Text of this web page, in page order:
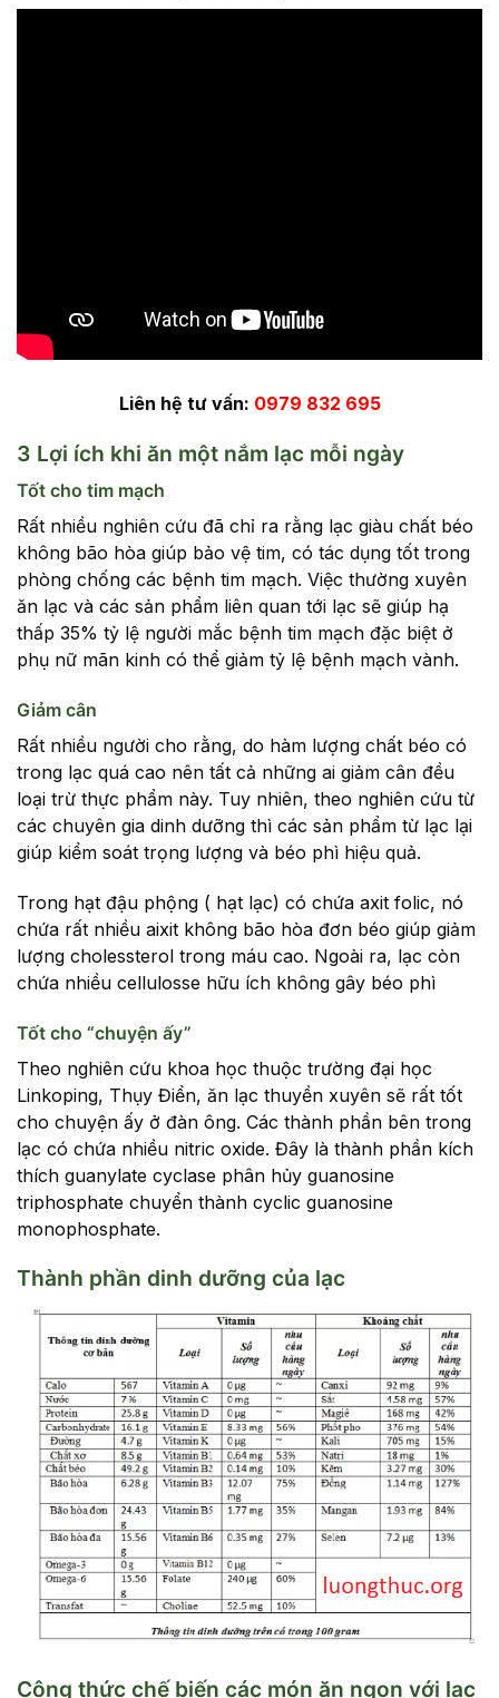
Liên hệ tư vấn: 0979 832 695
3 Lợi ích khi ăn một nắm lạc mỗi ngày
Tốt cho tim mạch
Rất nhiều nghiên cứu đã chỉ ra rằng lạc giàu chất béo
không bão hòa giúp bảo vệ tim, có tác dụng tốt trong
phòng chống các bệnh tim mạch. Việc thường xuyên
ăn lạc và các sản phẩm liên quan tới lạc sẽ giúp hạ
thấp 35% tỷ lệ người mắc bệnh tim mạch đặc biệt ở
phụ nữ mãn kinh có thể giảm tỷ lệ bệnh mạch vành.
Giảm cân
Rất nhiều người cho rằng, do hàm lượng chất béo có
trong lạc quá cao nên tất cả những ai giảm cân đều
loại trừ thực phẩm này. Tuy nhiên, theo nghiên cứu từ
các chuyên gia dinh dưỡng thì các sản phẩm từ lạc lại
giúp kiểm soát trọng lượng và béo phì hiệu quả.
Trong hạt đậu phộng ( hạt lạc) có chứa axit folic, nó
chứa rất nhiều aixit không bão hòa đơn béo giúp giảm
lượng cholessterol trong máu cao. Ngoài ra, lạc còn
chứa nhiều cellulosse hữu ích không gây béo phì
Tốt cho “chuyện ấy”
Theo nghiên cứu khoa học thuộc trường đại học
Linkoping, Thụy Điển, ăn lạc thuyền xuyên sẽ rất tốt
cho chuyện ấy ở đàn ông. Các thành phần bên trong
lạc có chứa nhiều nitric oxide. Đây là thành phần kích
thích guanylate cyclase phân hủy guanosine
triphosphate chuyển thành cyclic guanosine
monophosphate.
Thành phần dinh dưỡng của lạc
Công thức chế biến các món ăn ngon với lạc